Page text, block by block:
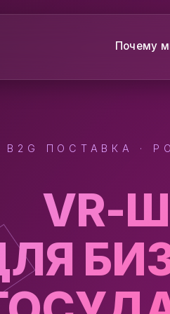
Почему
B2G ПОСТАВКА ·
VR-